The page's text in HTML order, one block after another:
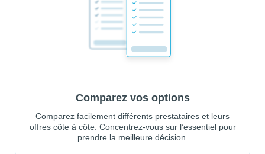
Comparez vos options
Comparez facilement différents prestataires et leurs
offres côte à côte. Concentrez-vous sur l’essentiel pour
prendre la meilleure décision.